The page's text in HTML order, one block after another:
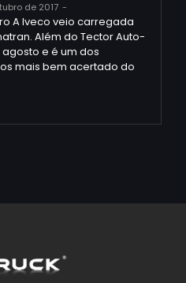
de 2017 -
A Iveco veio carregada
Além do Tector Auto-
e é um dos
mais bem acertado do